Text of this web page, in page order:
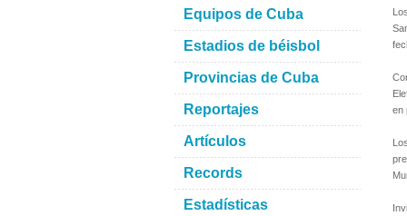
en
Equipos de Cuba
Estadios de béisbol
Provincias de Cuba
Reportajes
Artículos
Records
Estadísticas